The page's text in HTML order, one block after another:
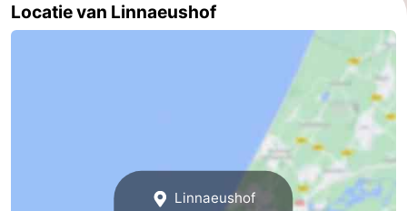
drinken
Praktisch
Reisboekenwinkel
Locatie van Linnaeushof
Linnaeushof